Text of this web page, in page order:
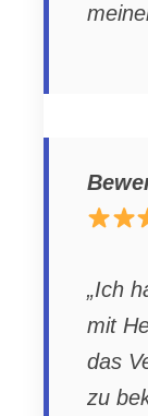
„Ich
mit
das
zu